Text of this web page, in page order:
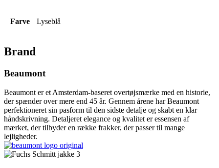
Farve Lyseblå
Brand
Beaumont
Beaumont er et Amsterdam-baseret overtøjsmærke med en historie,
der spænder over mere end 45 år. Gennem årene har Beaumont
perfektioneret sin pasform til den sidste detalje og skabt en klar
håndskrivning. Detaljeret elegance og kvalitet er essensen af ​​
mærket, der tilbyder en række frakker, der passer til mange
lejligheder.